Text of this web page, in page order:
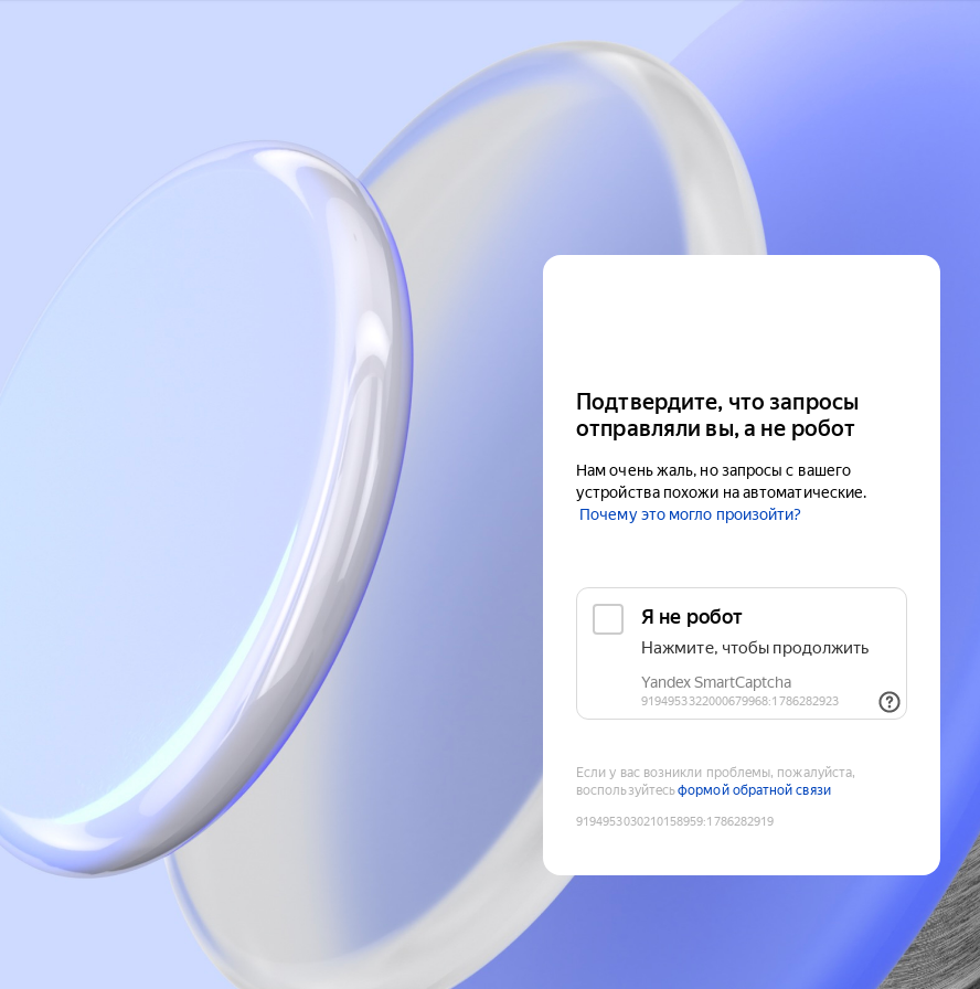
Подтвердите, что запросы
отправляли вы, а не робот
Нам очень жаль, но запросы с вашего
устройства похожи на автоматические.
Почему это могло произойти?
Если у вас возникли проблемы, пожалуйста,
воспользуйтесьформой обратной связи
9194953030210158959:1786282919